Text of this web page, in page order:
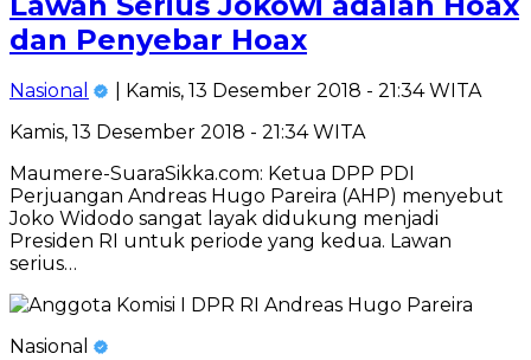
dan Penyebar Hoax
Nasional
| Kamis, 13 Desember 2018 - 21:34 WITA
Kamis, 13 Desember 2018 - 21:34 WITA
Maumere-SuaraSikka.com: Ketua DPP PDI
Perjuangan Andreas Hugo Pareira (AHP) menyebut
Joko Widodo sangat layak didukung menjadi
Presiden RI untuk periode yang kedua. Lawan
serius…
Nasional